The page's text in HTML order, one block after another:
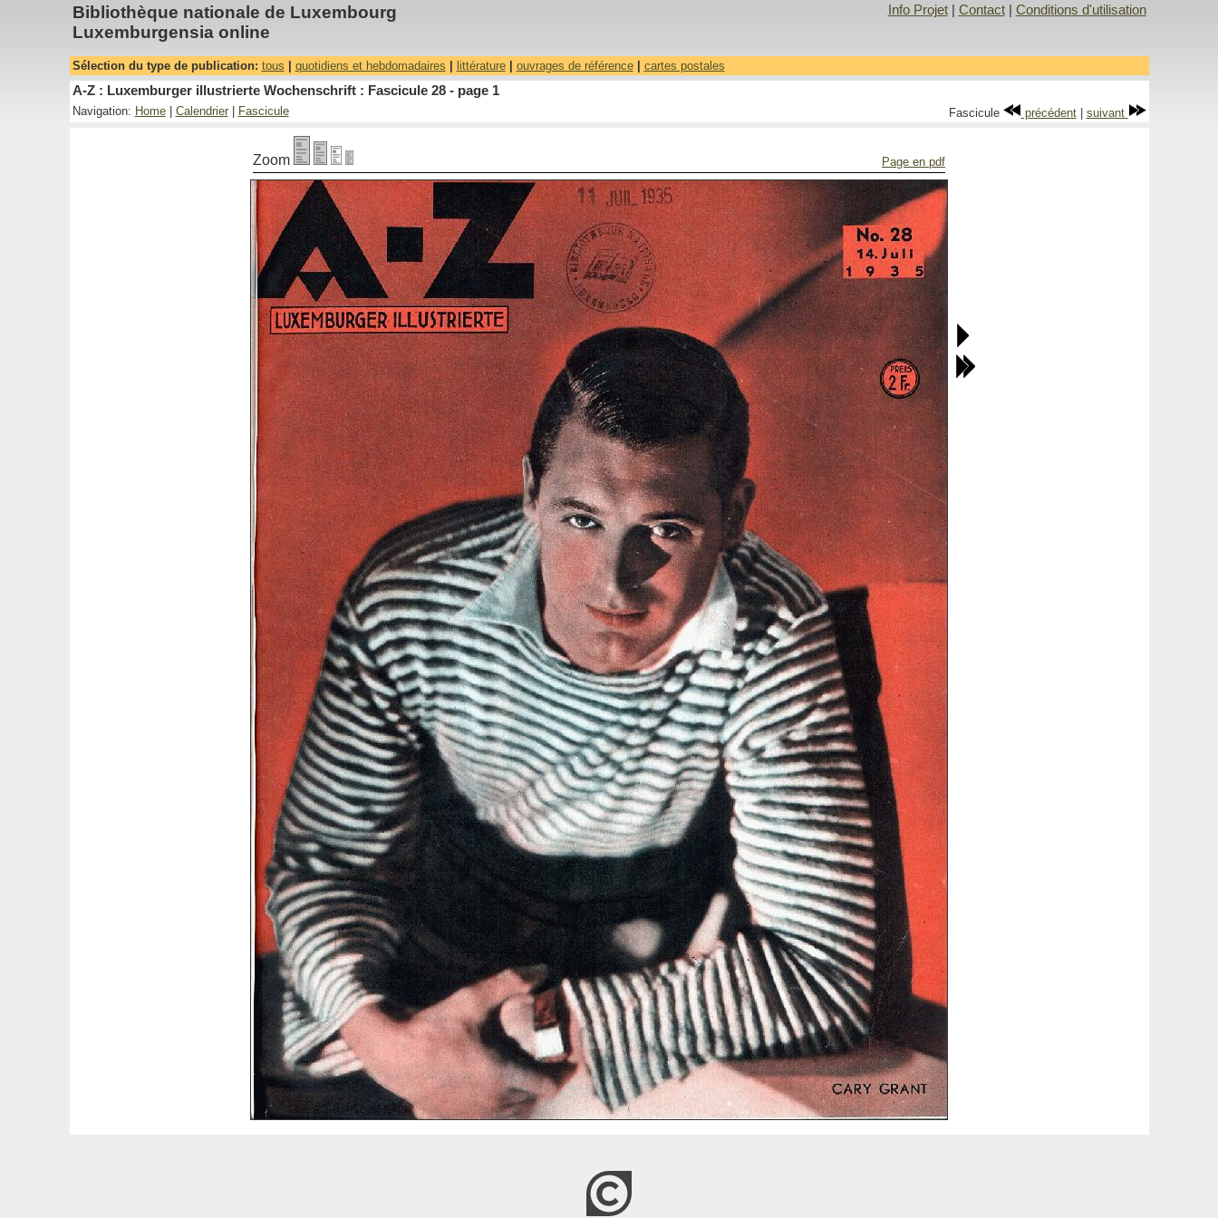
Bibliothèque nationale de Luxembourg
Luxemburgensia online
Info Projet| Contact| Conditions d'utilisation
Sélection du type de publication: tous quotidiens et hebdomadaires littérature| ouvrages de référence| cartes postales
A-Z : Luxemburger illustrierte Wochenschrift : Fascicule 28 - page 1
Navigation: Home| Calendrier| Fascicule Fascicule précédent| suivant
Zoom Page en pdf